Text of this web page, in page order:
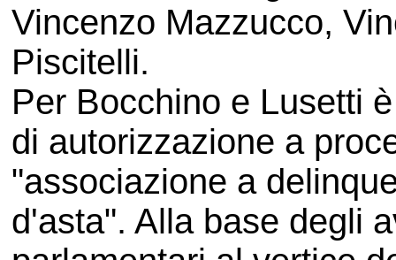
Vincenzo Mazzucco,
Piscitelli.
Per Bocchino e Lusetti
di autorizzazione a
"associazione a
d'asta". Alla base degli